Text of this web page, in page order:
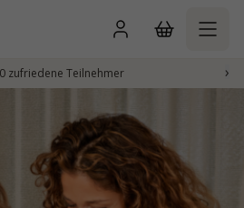
zufriedene Teilnehmer ›